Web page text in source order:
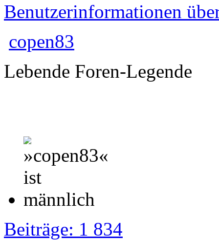
Benutzerinformationen
copen83
Lebende Foren-Legende
Beiträge: 1 834